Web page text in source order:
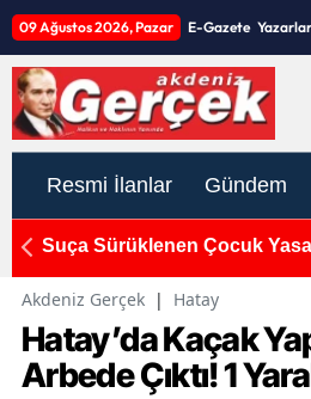
09 Ağustos 2026, Pazar E-Gazete Yazarlar
Resmi İlanlar Gündem
Suça Sürüklenen Çocuk
Akdeniz Gerçek | Hatay
Hatay’da Kaçak
Arbede Çıktı! 1